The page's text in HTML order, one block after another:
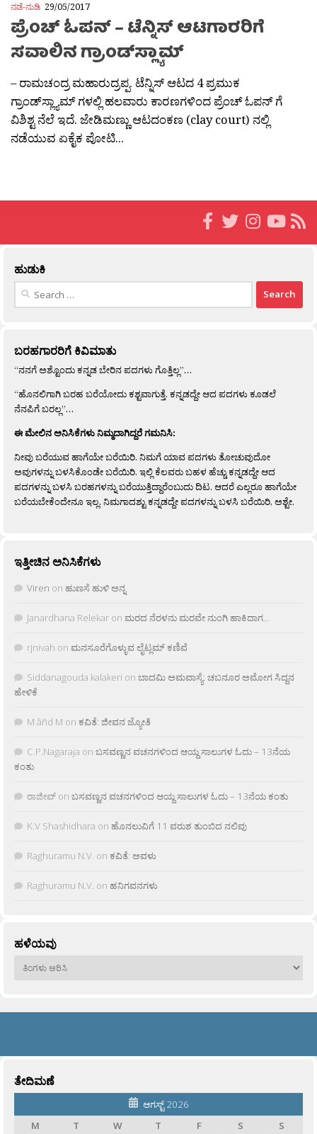
ನಡೆ-ನುಡಿ 29/05/2017
ಪ್ರೆಂಚ್ ಓಪನ್ – ಟೆನ್ನಿಸ್ ಆಟಗಾರರಿಗೆ
ಸವಾಲಿನ ಗ್ರಾಂಡ್‌ಸ್ಲ್ಯಾಮ್
– ರಾಮಚಂದ್ರ ಮಹಾರುದ್ರಪ್ಪ. ಟೆನ್ನಿಸ್ ಆಟದ 4 ಪ್ರಮುಕ
ಗ್ರಾಂಡ್‌ಸ್ಲ್ಯಾಮ್ ಗಳಲ್ಲಿ ಹಲವಾರು ಕಾರಣಗಳಿಂದ ಪ್ರೆಂಚ್ ಓಪನ್ ಗೆ
ವಿಶಿಶ್ಟ ನೆಲೆ ಇದೆ. ಜೇಡಿಮಣ್ಣು ಆಟದಂಕಣ (clay court) ನಲ್ಲಿ
ನಡೆಯುವ ಏಕೈಕ ಪೋಟಿ...
ಹುಡುಕಿ
Search
ಬರಹಗಾರರಿಗೆ ಕಿವಿಮಾತು
“ನನಗೆ ಅಶ್ಟೊಂದು ಕನ್ನಡ ಬೇರಿನ ಪದಗಳು ಗೊತ್ತಿಲ್ಲ”…
“ಹೊನಲಿಗಾಗಿ ಬರಹ ಬರೆಯೋದು ಕಶ್ಟವಾಗುತ್ತೆ. ಕನ್ನಡದ್ದೇ ಆದ ಪದಗಳು ಕೂಡಲೆ
ನೆನಪಿಗೆ ಬರಲ್ಲ”…
ಈ ಮೇಲಿನ ಅನಿಸಿಕೆಗಳು ನಿಮ್ಮದಾಗಿದ್ದರೆ ಗಮನಿಸಿ:
ನೀವು ಬರೆಯುವ ಹಾಗೆಯೇ ಬರೆಯಿರಿ. ನಿಮಗೆ ಯಾವ ಪದಗಳು ತೋಚುವುದೋ
ಅವುಗಳನ್ನು ಬಳಸಿಕೊಂಡೇ ಬರೆಯಿರಿ. ಇಲ್ಲಿ ಕೆಲವರು ಬಹಳ ಹೆಚ್ಚು ಕನ್ನಡದ್ದೇ ಆದ
ಪದಗಳನ್ನು ಬಳಸಿ ಬರಹಗಳನ್ನು ಬರೆಯುತ್ತಿದ್ದಾರೆಂಬುದು ದಿಟ. ಆದರೆ ಎಲ್ಲರೂ ಹಾಗೆಯೇ
ಬರೆಯಬೇಕೆಂದೇನೂ ಇಲ್ಲ. ನಿಮಗಾದಶ್ಟು ಕನ್ನಡದ್ದೇ ಪದಗಳನ್ನು ಬಳಸಿ ಬರೆಯಿರಿ, ಅಶ್ಟೇ.
ಇತ್ತೀಚಿನ ಅನಿಸಿಕೆಗಳು
Viren on ಹುಣಸೆ ಹುಳಿ ಅನ್ನ
Janardhana Relekar on ಮರದ ನೆರಳನು ಮರವೇ ನುಂಗಿ ಹಾಕಿದಾಗ…
rjnivah on ಮನಸೂರೆಗೊಳ್ಳುವ ಲೈಟ್ಲಮ್ ಕಣಿವೆ
Siddanagouda kalakeri on ಬಾದಮಿ ಅಮವಾಸ್ಯೆ: ಚಬನೂರ ಅಮೋಗ ಸಿದ್ದನ
ಹೇಳಿಕೆ
M âñd M on ಕವಿತೆ: ಜೀವನ ಜ್ಯೋತಿ
C.P.Nagaraja on ಬಸವಣ್ಣನ ವಚನಗಳಿಂದ ಆಯ್ದ ಸಾಲುಗಳ ಓದು – 13ನೆಯ
ಕಂತು
ರಾಜೀವ್ on ಬಸವಣ್ಣನ ವಚನಗಳಿಂದ ಆಯ್ದ ಸಾಲುಗಳ ಓದು – 13ನೆಯ ಕಂತು
K.V Shashidhara on ಹೊನಲುವಿಗೆ 11 ವರುಶ ತುಂಬಿದ ನಲಿವು
Raghuramu N.V. on ಕವಿತೆ: ಅವಳು
Raghuramu N.V. on ಹನಿಗವನಗಳು
ಹಳೆಯವು
ಹಳೆಯವು
ತೇದಿಮಣೆ
ಆಗಸ್ಟ್ 2026
M
T W T F S
S